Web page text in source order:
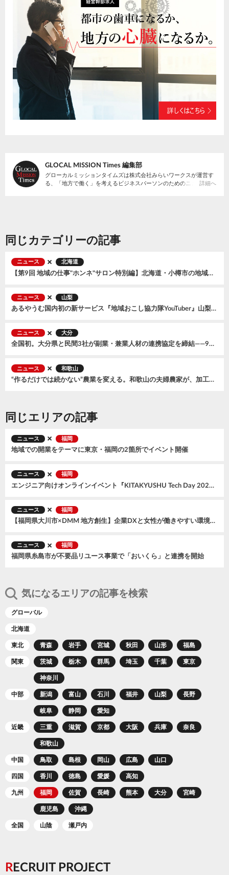
GLOCAL MISSION Times 編集部
グローカルミッションタイムズは株式会社みらいワークスが運営す
る、「地方で働く」を考えるビジネスパーソンのためのニュースサ
詳細へ
同じカテゴリーの記事
ニュース 北海道
【第9回 地域の仕事"ホンネ"サロン特別編】北海道・小樽市の地域おこし協力隊募集説明会〜まちの未来をつくる３つのミッション〜 を開催、全国から57名が参加
ニュース 山梨
あるやうむ国内初の新サービス『地域おこし協力隊YouTuber』山梨県笛吹市で開始。2026年7月に『森風美』が着任
ニュース 大分
全国初。大分県と民間3社が副業・兼業人材の連携協定を締結——9月からオンラインマッチング交流会もスタート
ニュース 和歌山
“作るだけでは続かない”農業を変える。和歌山の夫婦農家が、加工品とECで広げる小規模農家の可能性
同じエリアの記事
ニュース 福岡
地域での開業をテーマに東京・福岡の2箇所でイベント開催
ニュース 福岡
エンジニア向けオンラインイベント『KITAKYUSHU Tech Day 2025 #Day1』
ニュース 福岡
【福岡県大川市×DMM 地方創生】企業DXと女性が働きやすい環境づくりを促進する「デジタル伴走支援プログラム」を実施！
ニュース 福岡
福岡県糸島市が不要品リユース事業で「おいくら」と連携を開始
気になるエリアの記事を検索
グローバル
北海道
東北 青森 岩手 宮城 秋田 山形 福島
関東 茨城 栃木 群馬 埼玉 千葉 東京
神奈川
中部 新潟 富山 石川 福井 山梨 長野
岐阜 静岡 愛知
近畿 三重 滋賀 京都 大阪 兵庫 奈良
和歌山
中国 鳥取 島根 岡山 広島 山口
四国 香川 徳島 愛媛 高知
九州 福岡 佐賀 長崎 熊本 大分 宮崎
鹿児島 沖縄
全国 山陰 瀬戸内
RECRUIT PROJECT